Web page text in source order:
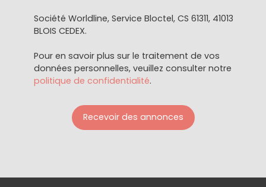
Société Worldline, Service Bloctel, CS 61311, 41013
BLOIS CEDEX.
Pour en savoir plus sur le traitement de vos
données personnelles, veuillez consulter notre
politique de confidentialité.
Recevoir des annonces